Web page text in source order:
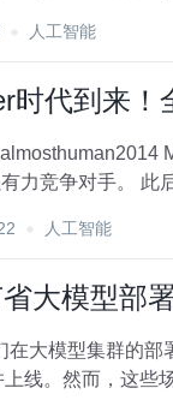
人工智能
时代到来
」起来了？自 2023 年 12 月首次推出以来，Mamba 便成为
了
人工智能
大模型部
。然而，这些场景